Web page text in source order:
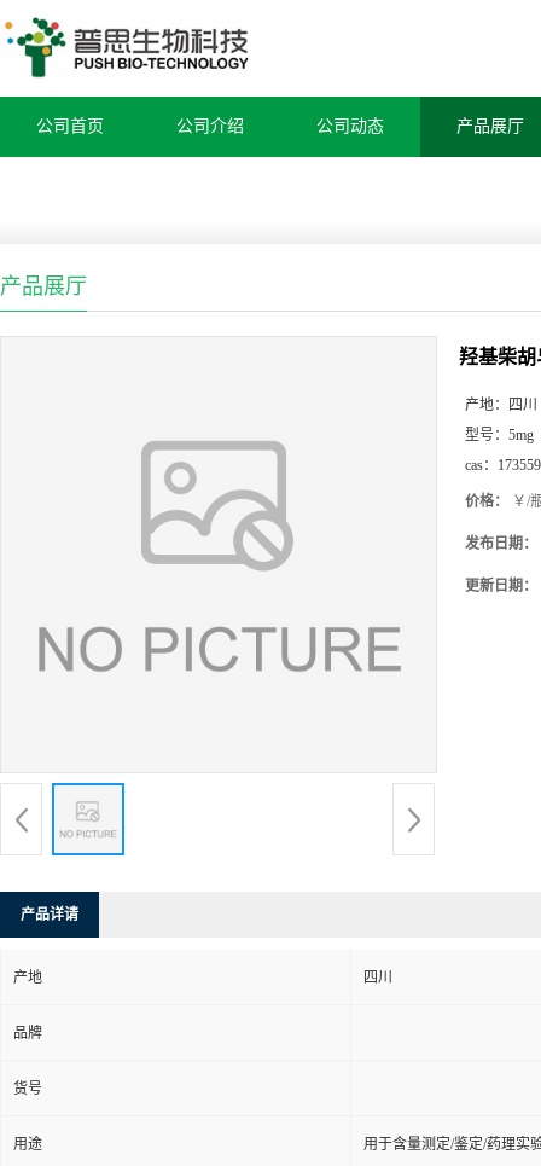
公司首页 公司介绍 公司动态 产品展厅
产品展厅
羟基柴
产地：
四川
型号： 5mg
cas：
价格： ￥/
发布日期：
更新日期：
产品详请
产地 四川
品牌
货号
用途 用于含量测定/鉴定/药理实